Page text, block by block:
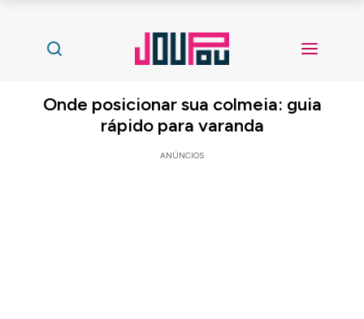
Onde posicionar sua colmeia: guia
rápido para varanda
ANÚNCIOS